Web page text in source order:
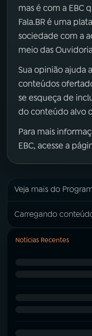
mas é com a EBC
Fala.BR é uma
sociedade com a
meio das
Sua opinião ajuda
conteúdos
se esqueça de
do conteúdo alvo
Para mais
EBC, acesse a
Veja mais do
Carregando
Notícias Recentes